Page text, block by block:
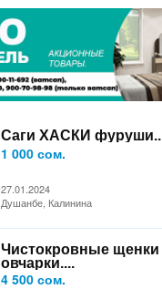
Саги ХАСКИ
1 000 сом.
27.01.2024
Душанбе, Калинина
Чистокровные щенки
овчарки....
4 500 сом.